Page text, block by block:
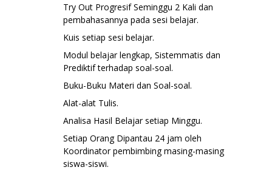
Try Out Progresif Seminggu 2 Kali dan
pembahasannya pada sesi belajar.
Kuis setiap sesi belajar.
Modul belajar lengkap, Sistemmatis dan
Prediktif terhadap soal-soal.
Buku-Buku Materi dan Soal-soal.
Alat-alat Tulis.
Analisa Hasil Belajar setiap Minggu.
Setiap Orang Dipantau 24 jam oleh
Koordinator pembimbing masing-masing
siswa-siswi.